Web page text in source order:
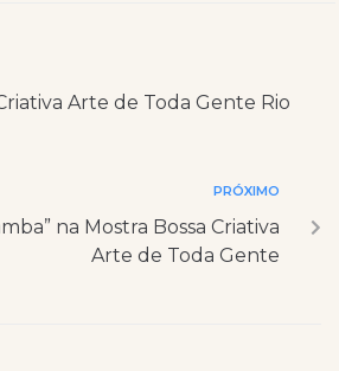
Arte de Toda Gente Rio
PRÓXIMO
na Mostra Bossa Criativa
Arte de Toda Gente